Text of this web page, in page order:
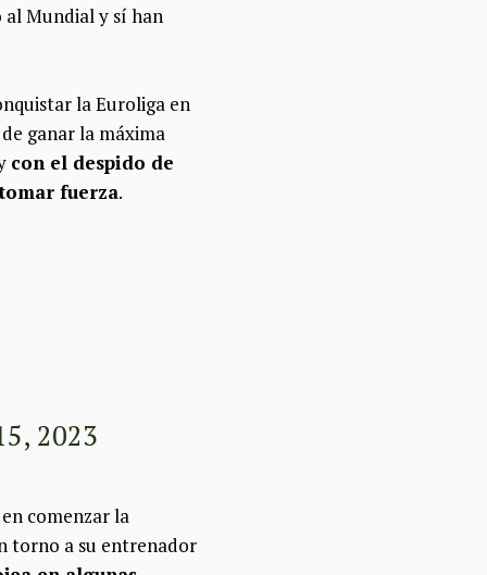
al Mundial y sí han
la Euroliga en
ganar la máxima
con el despido de
fuerza.
2023
comenzar la
torno a su entrenador